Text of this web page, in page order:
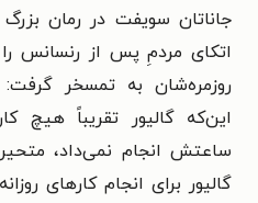
اتکای مردمِ پس از رنسانس
روزمره‌شان به تمسخر
این‌که گالیور تقریباً هیچ
ساعتش انجام نمی‌داد،
گالیور برای انجام کارهای